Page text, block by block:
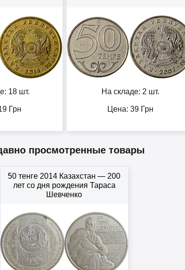
18 шт.
Грн
На складе: 2 шт.
Цена: 39Грн
просмотренные товары
50 тенге 2014 Казахстан — 200
лет со дня рождения Тараса
Шевченко